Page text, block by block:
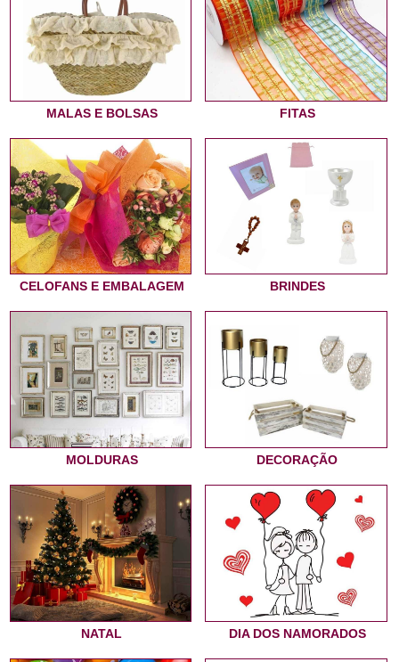
MALAS E BOLSAS FITAS
CELOFANS E EMBALAGEM BRINDES
MOLDURAS DECORAÇÃO
NATAL DIA DOS NAMORADOS